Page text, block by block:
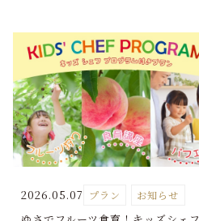
2026.05.07 プラン お知らせ